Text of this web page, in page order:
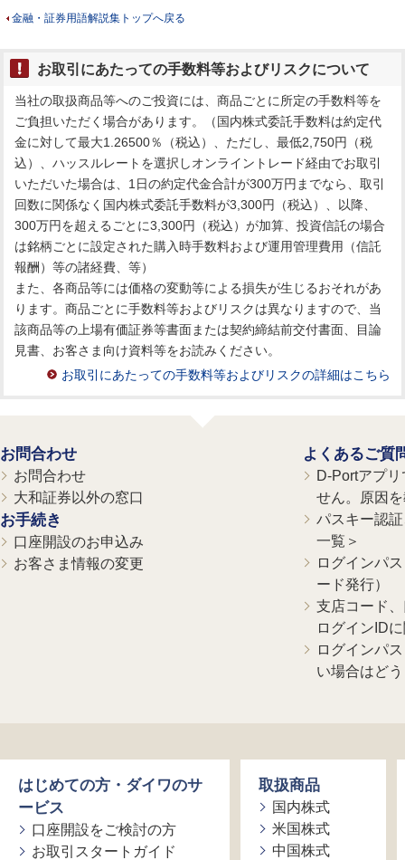
金融・証券用語解説集トップへ戻る
お取引にあたっての手数料等およびリスクについて
当社の取扱商品等へのご投資には、商品ごとに所定の手数料等を
ご負担いただく場合があります。（国内株式委託手数料は約定代
金に対して最大1.26500％（税込）、ただし、最低2,750円（税
込）、ハッスルレートを選択しオンライントレード経由でお取引
いただいた場合は、1日の約定代金合計が300万円までなら、取引
回数に関係なく国内株式委託手数料が3,300円（税込）、以降、
300万円を超えるごとに3,300円（税込）が加算、投資信託の場合
は銘柄ごとに設定された購入時手数料および運用管理費用（信託
報酬）等の諸経費、等）
また、各商品等には価格の変動等による損失が生じるおそれがあ
ります。商品ごとに手数料等およびリスクは異なりますので、当
該商品等の上場有価証券等書面または契約締結前交付書面、目論
見書、お客さま向け資料等をお読みください。
お取引にあたっての手数料等およびリスクの詳細はこちら
お問合わせ
お問合わせ
大和証券以外の窓口
お手続き
口座開設のお申込み
お客さま情報の変更
よくあるご質
D-Portアプ
せん。原因
パスキー認
一覧＞
ログインパ
ード発行）
支店コード
ログインID
ログインパ
い場合はど
はじめての方・ダイワのサ
ービス
口座開設をご検討の方
お取引スタートガイド
取扱商品
国内株式
米国株式
中国株式